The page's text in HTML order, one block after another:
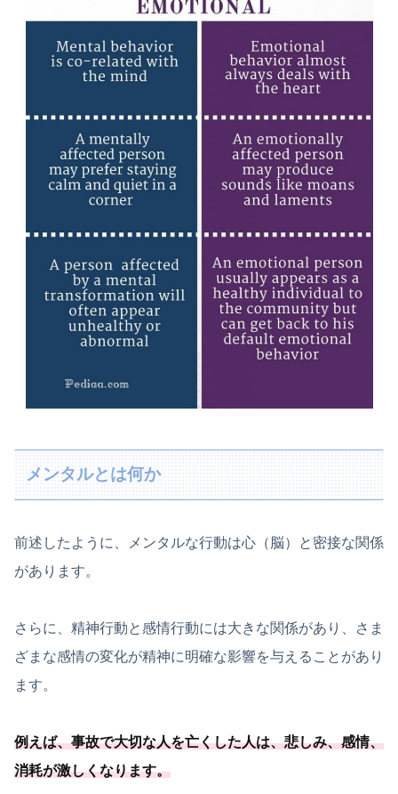
メンタルとは何か
前述したように、メンタルな行動は心（脳）と密接な関係
があります。
さらに、精神行動と感情行動には大きな関係があり、さま
ざまな感情の変化が精神に明確な影響を与えることがあり
ます。
例えば、事故で大切な人を亡くした人は、悲しみ、感情、
消耗が激しくなります。